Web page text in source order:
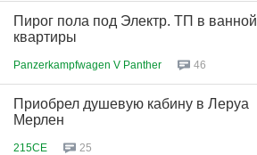
Пирог пола под Электр. ТП в ванной
квартиры
Panzerkampfwagen V Panther 46
Приобрел душевую кабину в Леруа
Мерлен
215CE 25